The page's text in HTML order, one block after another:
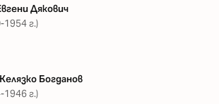
Дякович
1954 г.)
Богданов
1946 г.)